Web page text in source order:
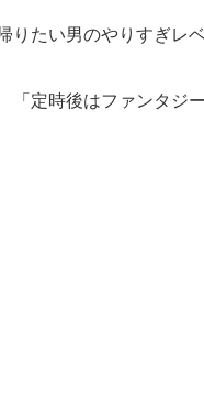
たい男のやりすぎレベ
定時後はファンタジ